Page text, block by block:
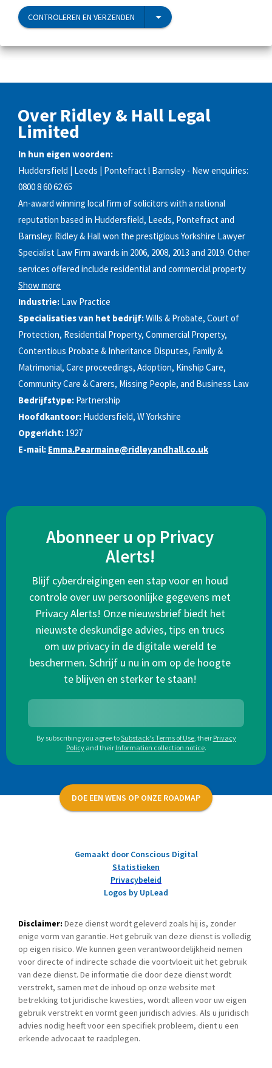
CONTROLEREN EN VERZENDEN
Over Ridley & Hall Legal
Limited
In hun eigen woorden:
Huddersfield | Leeds | Pontefract l Barnsley - New enquiries:
0800 8 60 62 65
An-award winning local firm of solicitors with a national
reputation based in Huddersfield, Leeds, Pontefract and
Barnsley. Ridley & Hall won the prestigious Yorkshire Lawyer
Specialist Law Firm awards in 2006, 2008, 2013 and 2019. Other
services offered include residential and commercial property
Show more
Industrie: Law Practice
Specialisaties van het bedrijf:Wills & Probate, Court of
Protection, Residential Property, Commercial Property,
Contentious Probate & Inheritance Disputes, Family &
Matrimonial, Care proceedings, Adoption, Kinship Care,
Community Care & Carers, Missing People, and Business Law
Bedrijfstype: Partnership
Hoofdkantoor: Huddersfield, W Yorkshire
Opgericht: 1927
E-mail: Emma.Pearmaine@ridleyandhall.co.uk
Abonneer u op Privacy
Alerts!
Blijf cyberdreigingen een stap voor en houd
controle over uw persoonlijke gegevens met
Privacy Alerts! Onze nieuwsbrief biedt het
nieuwste deskundige advies, tips en trucs
om uw privacy in de digitale wereld te
beschermen. Schrijf u nu in om op de hoogte
te blijven en sterker te staan!
By subscribing you agree toSubstack's Terms of Use, their Privacy
Policy and their Information collection notice.
DOE EEN WENS OP ONZE ROADMAP
Gemaakt door Conscious Digital
Statistieken
Privacybeleid
Logos by UpLead
Disclaimer: Deze dienst wordt geleverd zoals hij is, zonder
enige vorm van garantie. Het gebruik van deze dienst is volledig
op eigen risico. We kunnen geen verantwoordelijkheid nemen
voor directe of indirecte schade die voortvloeit uit het gebruik
van deze dienst. De informatie die door deze dienst wordt
verstrekt, samen met de inhoud op onze website met
betrekking tot juridische kwesties, wordt alleen voor uw eigen
gebruik verstrekt en vormt geen juridisch advies. Als u juridisch
advies nodig heeft voor een specifiek probleem, dient u een
erkende advocaat te raadplegen.